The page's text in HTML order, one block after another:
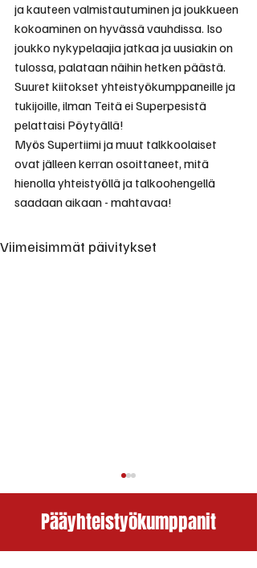
ja kauteen valmistautuminen ja joukkueen
kokoaminen on hyvässä vauhdissa. Iso
joukko nykypelaajia jatkaa ja uusiakin on
tulossa, palataan näihin hetken päästä.
Suuret kiitokset yhteistyökumppaneille ja
tukijoille, ilman Teitä ei Superpesistä
pelattaisi Pöytyällä!
Myös Supertiimi ja muut talkkoolaiset
ovat jälleen kerran osoittaneet, mitä
hienolla yhteistyöllä ja talkoohengellä
saadaan aikaan - mahtavaa!
Viimeisimmät päivitykset
Pääyhteistyökumppanit